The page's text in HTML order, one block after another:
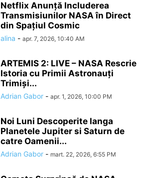
Netflix Anunță Includerea
Transmisiunilor NASA în Direct
din Spațiul Cosmic
alina - apr. 7, 2026, 10:40 AM
ARTEMIS 2: LIVE – NASA Rescrie
Istoria cu Primii Astronauți
Trimiși...
Adrian Gabor - apr. 1, 2026, 10:00 PM
Noi Luni Descoperite langa
Planetele Jupiter si Saturn de
catre Oamenii...
Adrian Gabor - mart. 22, 2026, 6:55 PM